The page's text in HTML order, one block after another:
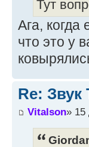
Тут
Ага, когда
что это у
Re: Звук
Vitalson» 15